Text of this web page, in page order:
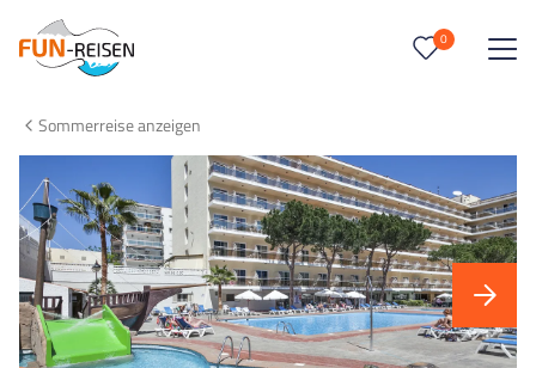
0
Keine Reisen auf der Merkliste
Sommerreise anzeigen